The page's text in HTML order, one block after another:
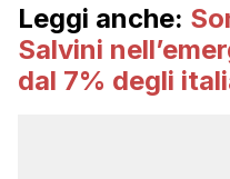
Leggi anche:
Salvini
dal 7% degli